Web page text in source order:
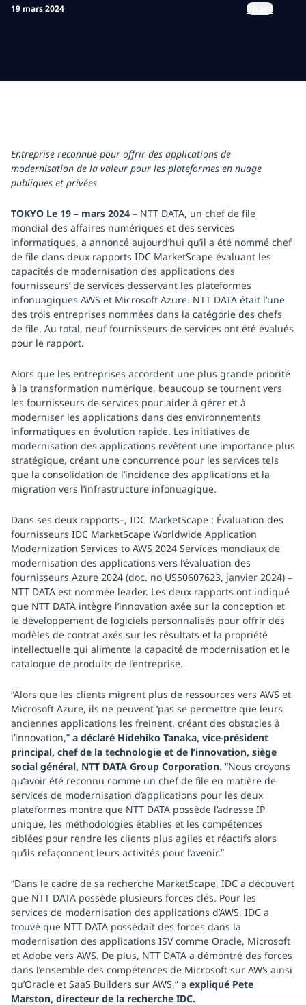
19 mars 2024 Share
Entreprise reconnue pour offrir des applications de
modernisation de la valeur pour les plateformes en nuage
publiques et privées
TOKYO Le 19 – mars 2024 – NTT DATA, un chef de file
mondial des affaires numériques et des services
informatiques, a annoncé aujourd’hui qu’il a été nommé chef
de file dans deux rapports IDC MarketScape évaluant les
capacités de modernisation des applications des
fournisseurs’ de services desservant les plateformes
infonuagiques AWS et Microsoft Azure. NTT DATA était l’une
des trois entreprises nommées dans la catégorie des chefs
de file. Au total, neuf fournisseurs de services ont été évalués
pour le rapport.
Alors que les entreprises accordent une plus grande priorité
à la transformation numérique, beaucoup se tournent vers
les fournisseurs de services pour aider à gérer et à
moderniser les applications dans des environnements
informatiques en évolution rapide. Les initiatives de
modernisation des applications revêtent une importance plus
stratégique, créant une concurrence pour les services tels
que la consolidation de l’incidence des applications et la
migration vers l’infrastructure infonuagique.
Dans ses deux rapports–, IDC MarketScape : Évaluation des
fournisseurs IDC MarketScape Worldwide Application
Modernization Services to AWS 2024 Services mondiaux de
modernisation des applications vers l’évaluation des
fournisseurs Azure 2024 (doc. no US50607623, janvier 2024) –
NTT DATA est nommée leader. Les deux rapports ont indiqué
que NTT DATA intègre l’innovation axée sur la conception et
le développement de logiciels personnalisés pour offrir des
modèles de contrat axés sur les résultats et la propriété
intellectuelle qui alimente la capacité de modernisation et le
catalogue de produits de l’entreprise.
“Alors que les clients migrent plus de ressources vers AWS et
Microsoft Azure, ils ne peuvent ’pas se permettre que leurs
anciennes applications les freinent, créant des obstacles à
l’innovation,” a déclaré Hidehiko Tanaka, vice-président
principal, chef de la technologie et de l’innovation, siège
social général, NTT DATA Group Corporation. “Nous croyons
qu’avoir été reconnu comme un chef de file en matière de
services de modernisation d’applications pour les deux
plateformes montre que NTT DATA possède l’adresse IP
unique, les méthodologies établies et les compétences
ciblées pour rendre les clients plus agiles et réactifs alors
qu’ils refaçonnent leurs activités pour l’avenir.”
“Dans le cadre de sa recherche MarketScape, IDC a découvert
que NTT DATA possède plusieurs forces clés. Pour les
services de modernisation des applications d’AWS, IDC a
trouvé que NTT DATA possédait des forces dans la
modernisation des applications ISV comme Oracle, Microsoft
et Adobe vers AWS. De plus, NTT DATA a démontré des forces
dans l’ensemble des compétences de Microsoft sur AWS ainsi
qu’Oracle et SaaS Builders sur AWS,” a expliqué Pete
Marston, directeur de la recherche IDC.